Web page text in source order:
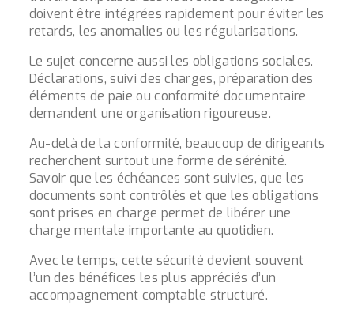
doivent être intégrées rapidement pour éviter les
retards, les anomalies ou les régularisations.
Le sujet concerne aussi les obligations sociales.
Déclarations, suivi des charges, préparation des
éléments de paie ou conformité documentaire
demandent une organisation rigoureuse.
Au-delà de la conformité, beaucoup de dirigeants
recherchent surtout une forme de sérénité.
Savoir que les échéances sont suivies, que les
documents sont contrôlés et que les obligations
sont prises en charge permet de libérer une
charge mentale importante au quotidien.
Avec le temps, cette sécurité devient souvent
l’un des bénéfices les plus appréciés d’un
accompagnement comptable structuré.